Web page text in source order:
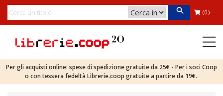
(0)
Per gli acquisti online: spese di spedizione gratuite da 25€ - Per i soci Coop
o con tessera fedeltà Librerie.coop gratuite a partire da 19€.